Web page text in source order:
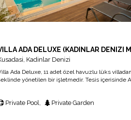
Kadinlar Denizi
Ada Deluxe, 11 adet özel havuzlu lüks
yönetilen bir işletmedir. Tesis içerisinde
yüzme havuzu ile panoramik deniz
Private Pool Private Garden